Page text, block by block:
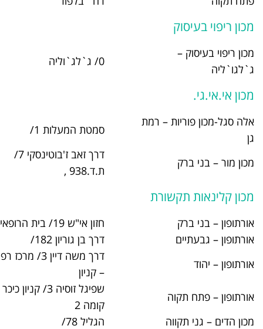
0/ ג`לג`וליה 03-9124300
רמת
סמטת המעלות 1/
7616718
ת.ד.938 ,
03-5772555
חזון אי"ש 19/ בית הרופאים
03-6194315
דרך בן גוריון 182/
03-7325423
דרך משה דיין 3/ מרכז רפואי סביונים
– קניון
03-5368787
שפיגל זוסיה 3/ קניון כיכר העיר,
קומה 2
03-9308432
הגליל 78/